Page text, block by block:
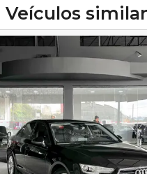
Veículos